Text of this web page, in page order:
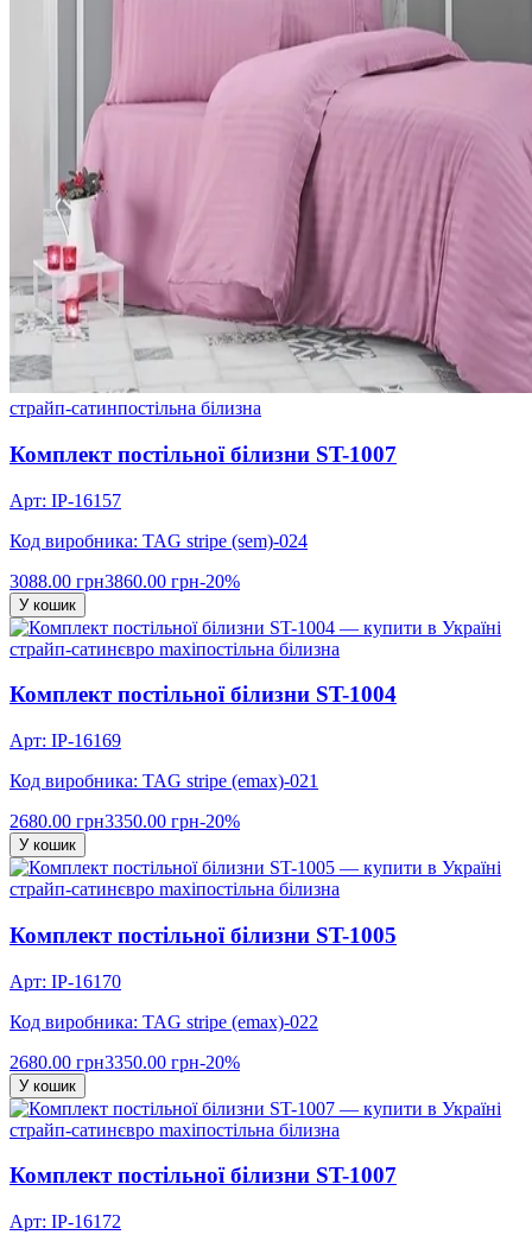
страйп-сатинпостільна білизна
Комплект постільної білизни ST-1007
Арт: IP-16157
Код виробника: TAG stripe (sem)-024
3088.00 грн3860.00 грн-20%
У кошик
страйп-сатинєвро maxiпостільна білизна
Комплект постільної білизни ST-1004
Арт: IP-16169
Код виробника: TAG stripe (еmax)-021
2680.00 грн3350.00 грн-20%
У кошик
страйп-сатинєвро maxiпостільна білизна
Комплект постільної білизни ST-1005
Арт: IP-16170
Код виробника: TAG stripe (еmax)-022
2680.00 грн3350.00 грн-20%
У кошик
страйп-сатинєвро maxiпостільна білизна
Комплект постільної білизни ST-1007
Арт: IP-16172